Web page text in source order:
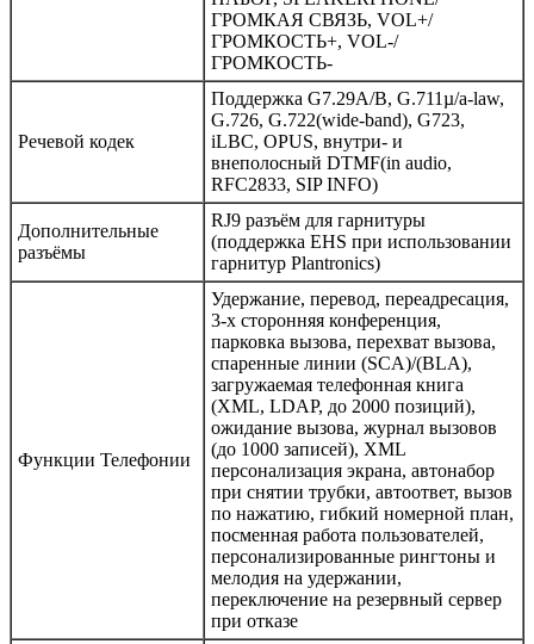
ГРОМКАЯ СВЯЗЬ, VOL+/
ГРОМКОСТЬ+, VOL-/
ГРОМКОСТЬ-
Речевой кодек
Поддержка G7.29A/B, G.711µ/a-law,
G.726, G.722(wide-band), G723,
iLBC, OPUS, внутри- и
внеполосный DTMF(in audio,
RFC2833, SIP INFO)
Дополнительные
разъёмы
RJ9 разъём для гарнитуры
(поддержка EHS при использовании
гарнитур Plantronics)
Функции Телефонии
Удержание, перевод, переадресация,
3-х сторонняя конференция,
парковка вызова, перехват вызова,
спаренные линии (SCA)/(BLA),
загружаемая телефонная книга
(XML, LDAP, до 2000 позиций),
ожидание вызова, журнал вызовов
(до 1000 записей), XML
персонализация экрана, автонабор
при снятии трубки, автоответ, вызов
по нажатию, гибкий номерной план,
посменная работа пользователей,
персонализированные рингтоны и
мелодия на удержании,
переключение на резервный сервер
при отказе